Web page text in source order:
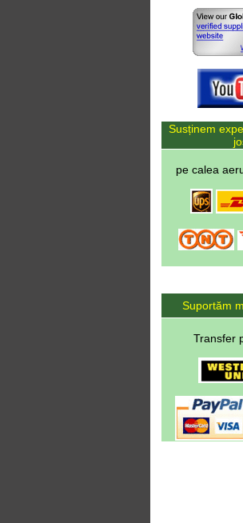
Susținem
pe calea
Suportăm
Transfer